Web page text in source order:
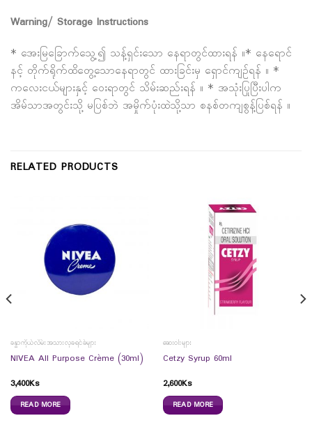
Warning/ Storage Instructions
* အေးမြခြောက်သွေ့၍ သန့်ရှင်းသော နေရာတွင်ထားရန် ။* နေရောင်
နင့် တိုက်ရိုက်ထိတွေ့သောနေရာတွင် ထားခြင်းမှ ရှောင်ကျဥ်ရန် ။ *
ကလေးငယ်များနှင့် ဝေးရာတွင် သိမ်းဆည်းရန် ။ * အသုံးပြုပြီးပါက
အိမ်သာအတွင်းသို့ မပြစ်ဘဲ အမှိုက်ပုံးထဲသို့သာ စနစ်တကျစွန့်ပြစ်ရန် ။
RELATED PRODUCTS
ခန္ဓာကိုယ်လိမ်းအသားလှခရင်ခ်များ
NIVEA All Purpose Crème (30ml)
3,400Ks
READ MORE
ဆေးဝါးများ
Cetzy Syrup 60ml
2,600Ks
READ MORE